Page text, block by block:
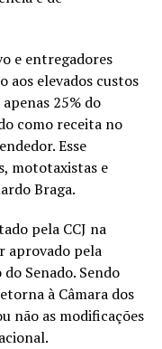
e entregadores
aos elevados custos
25% do
como receita no
Esse
mototaxistas e
Braga.
pela CCJ na
aprovado pela
Senado. Sendo
à Câmara dos
não as modificações